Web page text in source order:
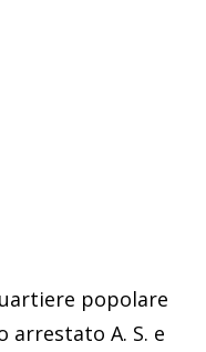
popolare
arrestato A. S. e